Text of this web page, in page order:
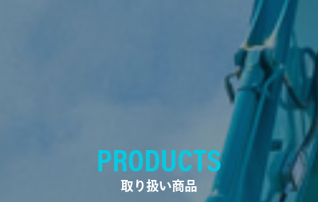
PRODUCTS
取り扱い商品